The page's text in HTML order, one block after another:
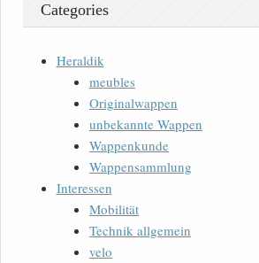
Categories
Heraldik
meubles
Originalwappen
unbekannte Wappen
Wappenkunde
Wappensammlung
Interessen
Mobilität
Technik allgemein
velo